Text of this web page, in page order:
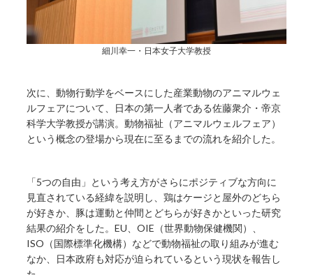
細川幸一・日本女子大学教授
次に、動物行動学をベースにした産業動物のアニマルウェ
ルフェアについて、日本の第一人者である佐藤衆介・帝京
科学大学教授が講演。動物福祉（アニマルウェルフェア）
という概念の登場から現在に至るまでの流れを紹介した。
「5つの自由」という考え方がさらにポジティブな方向に
見直されている経緯を説明し、鶏はケージと屋外のどちら
が好きか、豚は運動と仲間とどちらが好きかといった研究
結果の紹介をした。EU、OIE（世界動物保健機関）、
ISO（国際標準化機構）などで動物福祉の取り組みが進む
なか、日本政府も対応が迫られているという現状を報告し